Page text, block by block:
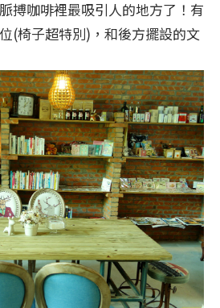
搏咖啡裡最吸引人的地方了！有
(椅子超特別)，和後方擺設的文